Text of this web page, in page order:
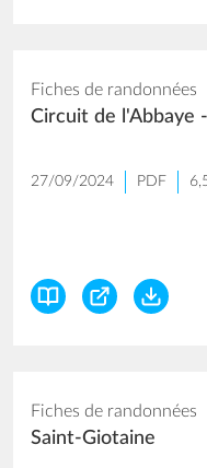
Fiches de randonnées
Circuit de l'Abbaye
27/09/2024 PDF
Fiches de randonnées
Saint-Giotaine